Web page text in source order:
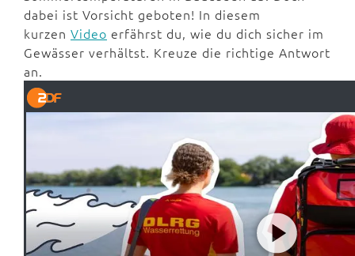
dabei ist Vorsicht geboten! In diesem
kurzen Video erfährst du, wie du dich sicher im
Gewässer verhältst. Kreuze die richtige Antwort
an.